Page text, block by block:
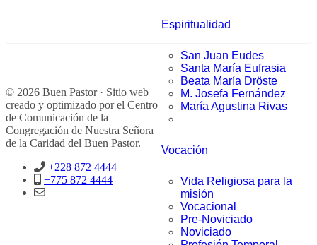
Espiritualidad
San Juan Eudes
Santa María Eufrasia
Beata María Dröste
M. Josefa Fernández
María Agustina Rivas
Vocación
Vida Religiosa para la
misión
Vocacional
Pre-Noviciado
Noviciado
© 2026 Buen Pastor · Sitio web
creado y optimizado por el Centro
de Comunicación de la
Congregación de Nuestra Señora
de la Caridad del Buen Pastor.
+228 872 4444
+775 872 4444